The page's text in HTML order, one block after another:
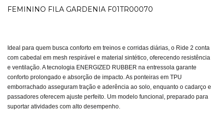
FEMININO FILA GARDENIA F01TR00070
Ideal para quem busca conforto em treinos e corridas diárias, o Ride 2 conta
com cabedal em mesh respirável e material sintético, oferecendo resistência
e ventilação. A tecnologia ENERGIZED RUBBER na entressola garante
conforto prolongado e absorção de impacto. As ponteiras em TPU
emborrachado asseguram tração e aderência ao solo, enquanto o cadarço e
passadores oferecem ajuste perfeito. Um modelo funcional, preparado para
suportar atividades com alto desempenho.